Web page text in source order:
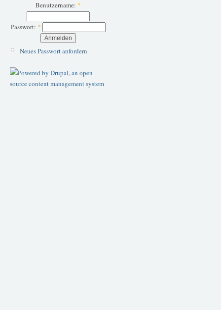
Benutzername: *
Passwort: *
Neues Passwort anfordern